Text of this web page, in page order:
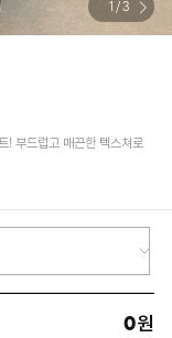
/ 3
! 부드럽고 매끈한 텍스쳐로
0원